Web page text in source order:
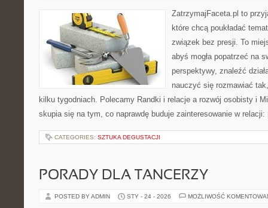
ZatrzymajFaceta.pl to
które chcą poukładać
związek bez presji. To
abyś mogła popatrzeć na
perspektywy, znaleźć
nauczyć się rozmawiać
kilku tygodniach. Polecamy Randki i relacje a rozwój osobisty i
skupia się na tym, co naprawdę buduje zainteresowanie w
CATEGORIES: SZTUKA DEGUSTACJI
PORADY DLA TANCERZY
POSTED BY ADMIN STY - 24 - 2026 MOŻLIWOŚĆ